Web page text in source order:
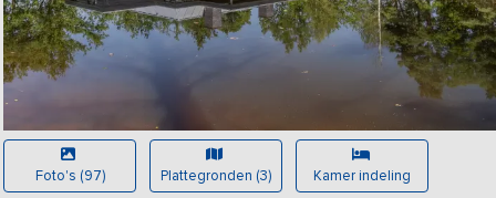
Foto's (97) Plattegronden (3) Kamer indeling